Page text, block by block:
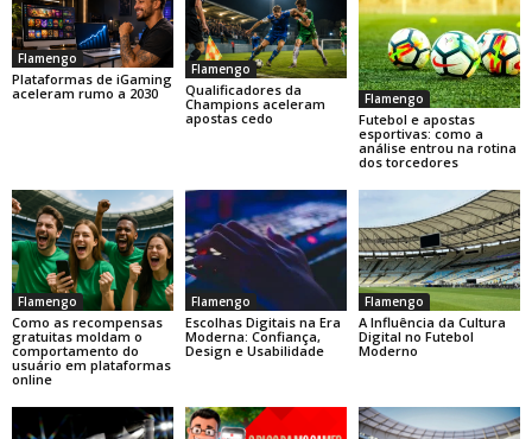
Flamengo
Plataformas de iGaming
aceleram rumo a 2030
Flamengo
Qualificadores da
Champions aceleram
apostas cedo
Flamengo
Futebol e apostas
esportivas: como a
análise entrou na rotina
dos torcedores
Flamengo
Como as recompensas
gratuitas moldam o
comportamento do
usuário em plataformas
online
Flamengo
Escolhas Digitais na Era
Moderna: Confiança,
Design e Usabilidade
Flamengo
A Influência da Cultura
Digital no Futebol
Moderno